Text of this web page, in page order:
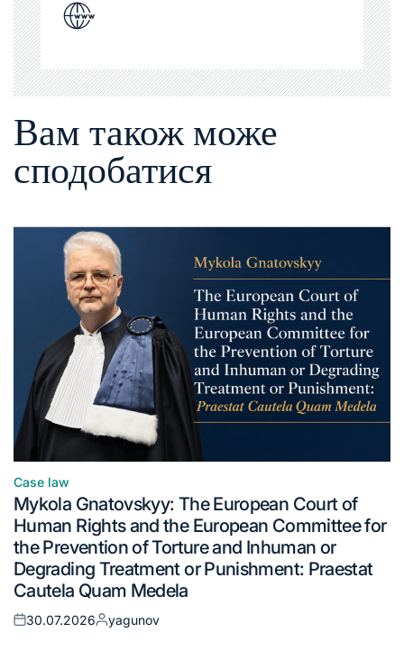
Вам також може
сподобатися
Case law
Mykola Gnatovskyy: The European Court of
Human Rights and the European Committee for
the Prevention of Torture and Inhuman or
Degrading Treatment or Punishment: Praestat
Cautela Quam Medela
30.07.2026 yagunov